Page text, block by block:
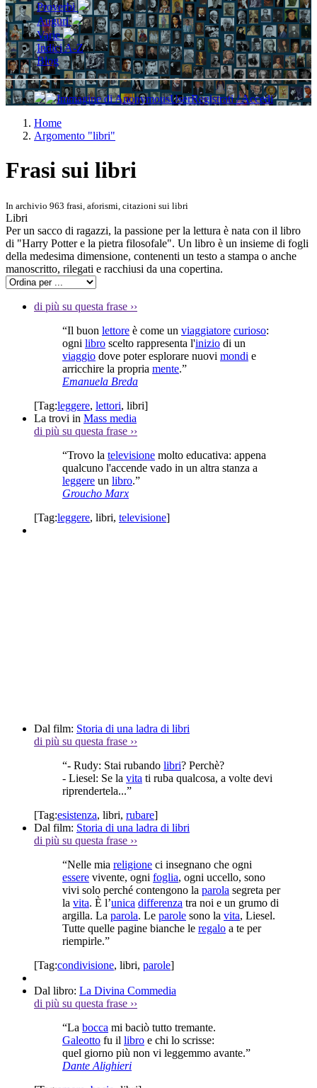
Proverbi
Auguri
Varie
Indici A-Z
Blog
Registrati / Accedi
Home
Argomento "libri"
Frasi sui libri
In archivio 963 frasi, aforismi, citazioni sui libri
Libri
Per un sacco di ragazzi, la passione per la lettura è nata con il libro
di "Harry Potter e la pietra filosofale". Un libro è un insieme di fogli
della medesima dimensione, contenenti un testo a stampa o anche
manoscritto, rilegati e racchiusi da una copertina.
di più su questa frase ››
“Il buon lettore è come un viaggiatore curioso:
ogni libro scelto rappresenta l'inizio di un
viaggio dove poter esplorare nuovi mondi e
arricchire la propria mente.”
Emanuela Breda
[Tag:leggere, lettori, libri]
La trovi in Mass media
di più su questa frase ››
“Trovo la televisione molto educativa: appena
qualcuno l'accende vado in un altra stanza a
leggere un libro.”
Groucho Marx
[Tag:leggere, libri, televisione]
Dal film: Storia di una ladra di libri
di più su questa frase ››
“- Rudy: Stai rubando libri? Perchè?
- Liesel: Se la vita ti ruba qualcosa, a volte devi
riprendertela...”
[Tag:esistenza, libri, rubare]
Dal film: Storia di una ladra di libri
di più su questa frase ››
“Nelle mia religione ci insegnano che ogni
essere vivente, ogni foglia, ogni uccello, sono
vivi solo perché contengono la parola segreta per
la vita. È l’unica differenza tra noi e un grumo di
argilla. La parola. Le parole sono la vita, Liesel.
Tutte quelle pagine bianche le regalo a te per
riempirle.”
[Tag:condivisione, libri, parole]
Dal libro: La Divina Commedia
di più su questa frase ››
“La bocca mi baciò tutto tremante.
Galeotto fu il libro e chi lo scrisse:
quel giorno più non vi leggemmo avante.”
Dante Alighieri